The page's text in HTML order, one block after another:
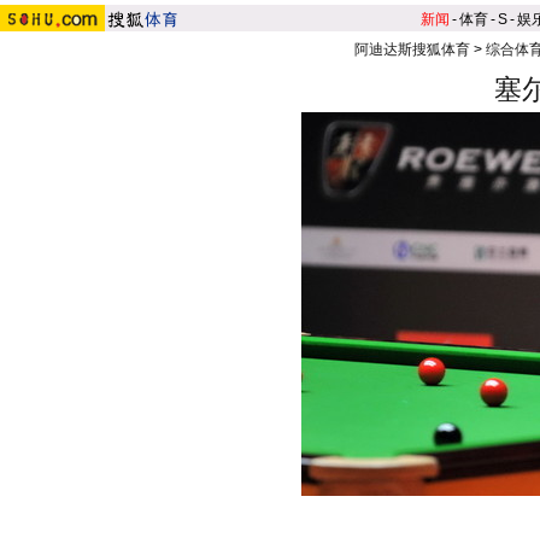
新闻 -体育-S-娱
阿迪达斯搜狐体育 > 综合体
塞